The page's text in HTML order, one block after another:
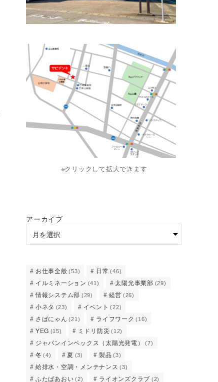
※クリックして拡大できます
アーカイブ
お仕事全般 (53) 日常 (46)
イルミネーション (41) 太陽光事業部 (29)
情報システム部 (29) 経営 (26)
小ネタ (23) イベント (22)
さばにゃん (21) ライフワーク (16)
YEG (15) ミドリ防災 (12)
ジャパンインペックス（太陽光発電） (7)
冬 (4) 夏 (3) 製品 (3)
給排水・空調・メンテナンス (3)
ふたばあおい (2) ライオンズクラブ (2)